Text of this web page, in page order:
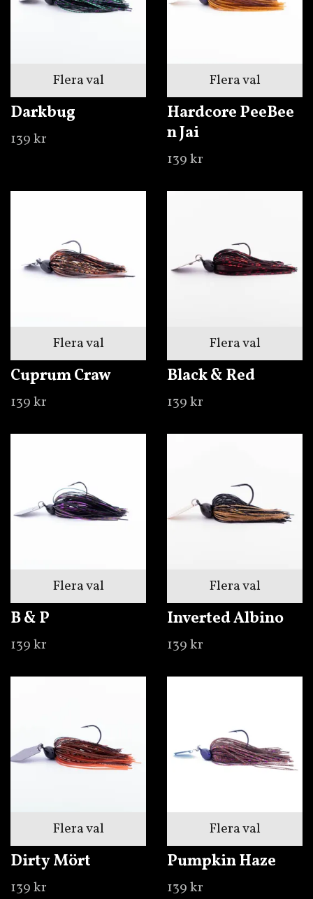
Flera val
Darkbug
139 kr
Flera val
Hardcore PeeBee
n Jai
139 kr
Flera val
Cuprum Craw
139 kr
Flera val
Black & Red
139 kr
Flera val
B & P
139 kr
Flera val
Inverted Albino
139 kr
Flera val
Dirty Mört
139 kr
Flera val
Pumpkin Haze
139 kr